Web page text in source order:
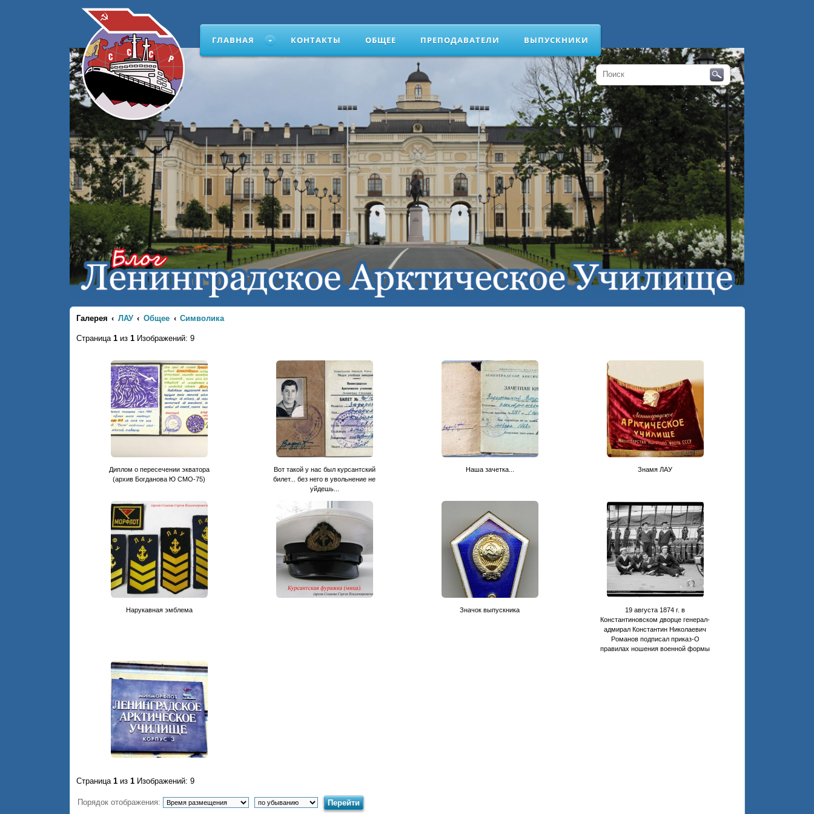
ГЛАВНАЯ КОНТАКТЫ ОБЩЕЕ ПРЕПОДАВАТЕЛИ ВЫПУСКНИКИ
Галерея ЛАУ Общее Символика
Страница 1из 1Изображений: 9
Диплом о пересечении экватора
(архив Богданова Ю СМО-75)
Вот такой у нас был курсантский
билет... без него в увольнение не
уйдешь...
Наша зачетка... Знамя ЛАУ
Нарукавная эмблема Значок выпускника
19 августа 1874 г. в
Константиновском дворце генерал-
адмирал Константин Николаевич
Романов подписал приказ-О
правилах ношения военной формы
Страница 1из 1Изображений: 9
Порядок отображения: